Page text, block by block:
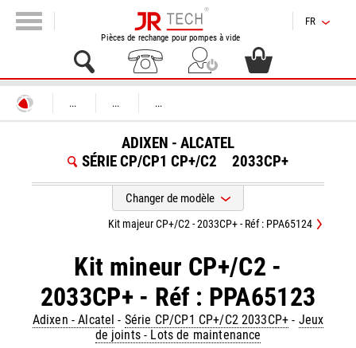
Pièces de rechange pour pompes à vide
FR
... ... ...
ADIXEN - ALCATEL
SÉRIE CP/CP1 CP+/C2
2033CP+
Changer de modèle
Kit mineur CP+/C2 -
2033CP+ - Réf : PPA65123
Adixen - Alcatel - Série CP/CP1 CP+/C2 2033CP+ - Jeux
de joints - Lots de maintenance
Kit majeur CP+/C2 - 2033CP+ - Réf : PPA65124